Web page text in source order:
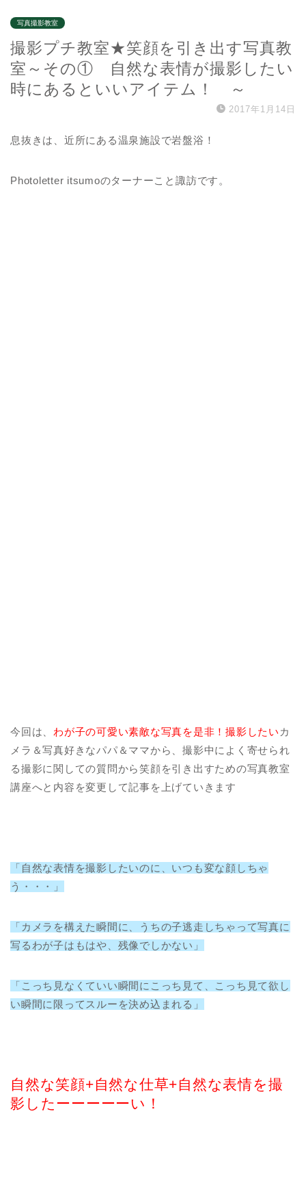
写真撮影教室
撮影プチ教室★笑顔を引き出す写真教
室～その① 自然な表情が撮影したい
時にあるといいアイテム！ ～
2017年1月14日
息抜きは、近所にある温泉施設で岩盤浴！
Photoletter itsumoのターナーこと諏訪です。
今回は、 わが子の可愛い素敵な写真を是非！撮影したい カ
メラ＆写真好きなパパ＆ママから、撮影中によく寄せられ
る撮影に関しての質問から笑顔を引き出すための写真教室
講座へと内容を変更して記事を上げていきます
「自然な表情を撮影したいのに、いつも変な顔しちゃ
う・・・」
「カメラを構えた瞬間に、うちの子逃走しちゃって写真に
写るわが子はもはや、残像でしかない」
「こっち見なくていい瞬間にこっち見て、こっち見て欲し
い瞬間に限ってスルーを決め込まれる」
自然な笑顔+自然な仕草+自然な表情を撮
影したーーーーーい！